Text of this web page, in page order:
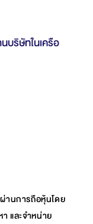
บริษัทในเครือ
านการถือหุ้นโดย
และจำหน่าย